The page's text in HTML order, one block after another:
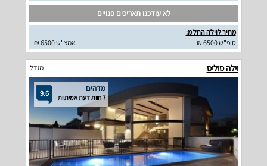
לא עודכנו תאריכים פנויים
מחיר לוילה החל מ:
סופ"ש 6500 ₪
אמצ"ש 6500 ₪
וילה סוליס מגדל
9.6 מדהים
7 חוות דעת אמיתיות